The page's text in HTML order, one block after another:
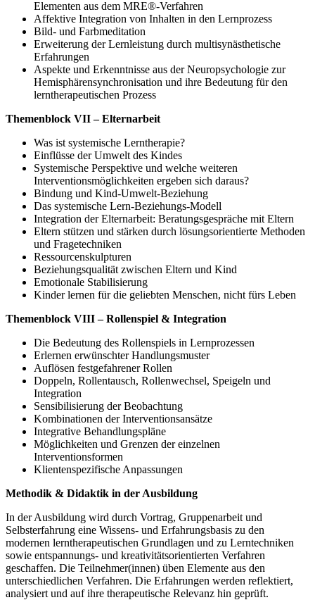
Elementen aus dem MRE®-Verfahren
Affektive Integration von Inhalten in den Lernprozess
Bild- und Farbmeditation
Erweiterung der Lernleistung durch multisynästhetische
Erfahrungen
Aspekte und Erkenntnisse aus der Neuropsychologie zur
Hemisphärensynchronisation und ihre Bedeutung für den
lerntherapeutischen Prozess
Themenblock VII – Elternarbeit
Was ist systemische Lerntherapie?
Einflüsse der Umwelt des Kindes
Systemische Perspektive und welche weiteren
Interventionsmöglichkeiten ergeben sich daraus?
Bindung und Kind-Umwelt-Beziehung
Das systemische Lern-Beziehungs-Modell
Integration der Elternarbeit: Beratungsgespräche mit Eltern
Eltern stützen und stärken durch lösungsorientierte Methoden
und Fragetechniken
Ressourcenskulpturen
Beziehungsqualität zwischen Eltern und Kind
Emotionale Stabilisierung
Kinder lernen für die geliebten Menschen, nicht fürs Leben
Themenblock VIII –Rollenspiel & Integration
Die Bedeutung des Rollenspiels in Lernprozessen
Erlernen erwünschter Handlungsmuster
Auflösen festgefahrener Rollen
Doppeln, Rollentausch, Rollenwechsel, Speigeln und
Integration
Sensibilisierung der Beobachtung
Kombinationen der Interventionsansätze
Integrative Behandlungspläne
Möglichkeiten und Grenzen der einzelnen
Interventionsformen
Klientenspezifische Anpassungen
Methodik & Didaktik in der Ausbildung
In der Ausbildung wird durch Vortrag, Gruppenarbeit und
Selbsterfahrung eine Wissens- und Erfahrungsbasis zu den
modernen lerntherapeutischen Grundlagen und zu Lerntechniken
sowie entspannungs- und kreativitätsorientierten Verfahren
geschaffen. Die Teilnehmer(innen) üben Elemente aus den
unterschiedlichen Verfahren. Die Erfahrungen werden reflektiert,
analysiert und auf ihre therapeutische Relevanz hin geprüft.